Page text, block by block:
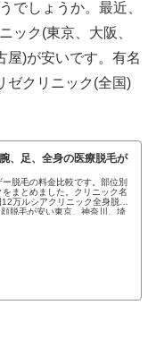
でしょうか。最近、
ック(東京、大阪、
屋)が安いです。有名
ゼクリニック(全国)
、足、全身の医療脱毛が
脱毛の料金比較です。部位別
まとめました。クリニック名
万ルシアクリニック全身脱毛
脱毛が安い東京、神奈川、埼